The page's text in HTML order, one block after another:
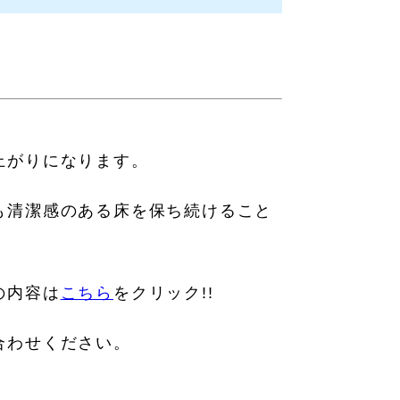
りになります。
潔感のある床を保ち続けること
内容は こちら をクリック!!
せください。